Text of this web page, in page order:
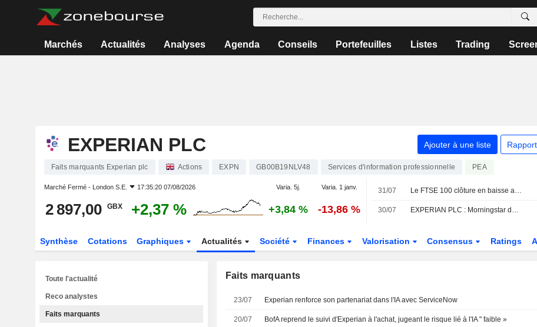
Marchés Actualités Analyses Agenda Conseils Portefeuilles Listes Trading
EXPERIAN PLC Ajouter à une liste
Faits marquants Experian plc Actions EXPN GB00B19NLV48 Services d'information professionnelle PEA
Marché Fermé - London S.E. 17:35:20 07/08/2026 Varia. 5j. Varia. 1 janv.
2 897,00 GBX +2,37 % +3,84 % -13,86 %
31/07 Le FTSE 100 clôture en baisse après avoir atteint un nouveau sommet historique
30/07 EXPERIAN PLC : Morningstar de acheteur à neutre sur le titre
Synthèse Cotations Graphiques Actualités Société Finances Valorisation Consensus Ratings
Faits marquants
23/07 Experian renforce son partenariat dans l'IA avec ServiceNow
20/07 BofA reprend le suivi d'Experian à l'achat, jugeant le risque lié à l'IA " faible »
Toute l'actualité
Reco analystes
Faits marquants